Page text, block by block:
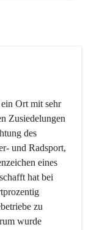
Ort mit sehr
Zusiedelungen
des
und Radsport,
eines
hat bei
zu
wurde